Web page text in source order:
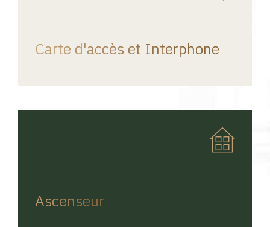
Carte d'accès et Interphone
Ascenseur